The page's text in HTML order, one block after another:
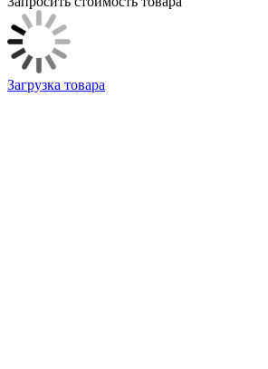
Загрузка товара